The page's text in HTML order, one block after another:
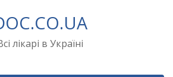
лікарі в Україні